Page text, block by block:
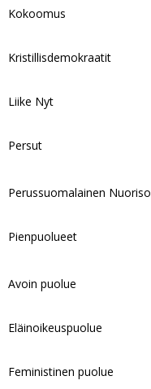
Kokoomus
Kristillisdemokraatit
Liike Nyt
Persut
Perussuomalainen Nuoriso
Pienpuolueet
Avoin puolue
Eläinoikeuspuolue
Feministinen puolue